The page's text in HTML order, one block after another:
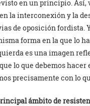
en un principio. Así,
la interconexión y la
de oposición fordista.
forma en la que lo
es una imagen
lo que debemos hacer
precisamente con lo
ámbito de